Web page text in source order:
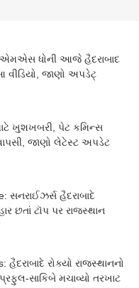
જાણો અપડેટ્
ખુશખબરી, પેટ કમિન્સ
જાણો લેટેસ્ટ અપડેટ
સનરાઈઝર્સ હૈદરાબાદે
છતાં ટૉપ પર રાજસ્થાન
હૈદરાબાદે રોક્યો રાજસ્થાનનો
સાકિબે મચાવ્યો તરખાટ